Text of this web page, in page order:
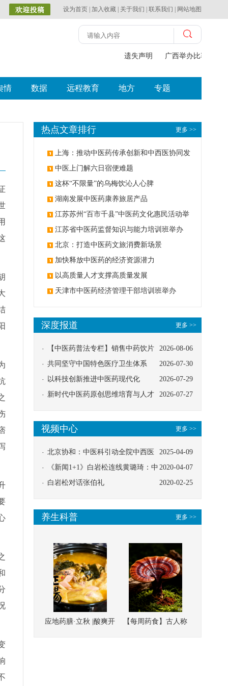
设为首页 加入收藏 关于我们 联系我们 网站地图
遗失声明 广西举办比赛探索
情 数据 远程教育 地方 专题
更多 >>
热点文章排行
上海：推动中医药传承创新和中西医协同发
展 中医上门解六日宿便难题
这杯“不限量”的乌梅饮沁人心脾
湖南发展中医药康养旅居产品
江苏苏州“百市千县”中医药文化惠民活动举
办 江苏省中医药监督知识与能力培训班举办
北京：打造中医药文旅消费新场景
加快释放中医药的经济资源潜力
以高质量人才支撑高质量发展
天津市中医药经济管理干部培训班举办
更多 >>
深度报道
2026-08-06
【中医药普法专栏】销售中药饮片
应告知煎服方法及注意事项
2026-07-30
共同坚守中国特色医疗卫生体系
2026-07-29
以科技创新推进中医药现代化
2026-07-27
新时代中医药原创思维培育与人才
更多 >>
视频中心
2025-04-09
北京协和：中医科引动全院中西医
协同
2020-04-07
《新闻1+1》白岩松连线黄璐琦：中
医救治的临床效果
2020-02-25
白岩松对话张伯礼
更多 >>
养生科普
应地药膳·立秋 |酸爽开
【每周药食】古人称